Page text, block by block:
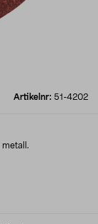
Artikelnr: 51-4202
metall.